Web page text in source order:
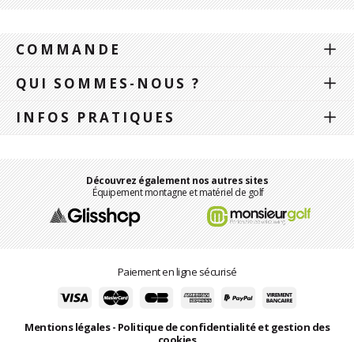
COMMANDE
QUI SOMMES-NOUS ?
INFOS PRATIQUES
Découvrez également nos autres sites
Équipement montagne et matériel de golf
Paiement en ligne sécurisé
Mentions légales- Politique de confidentialité et gestion des